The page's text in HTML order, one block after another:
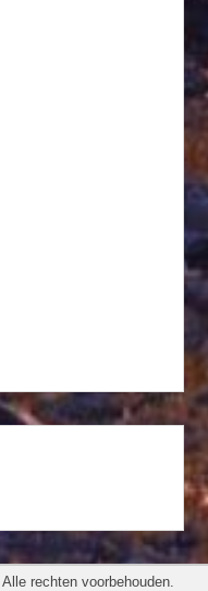
Alle rechten voorbehouden.